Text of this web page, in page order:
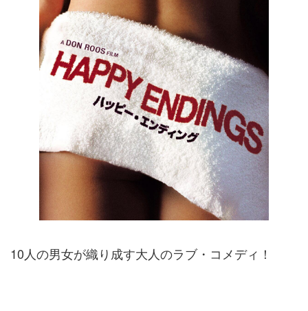
10人の男女が織り成す大人のラブ・コメディ！